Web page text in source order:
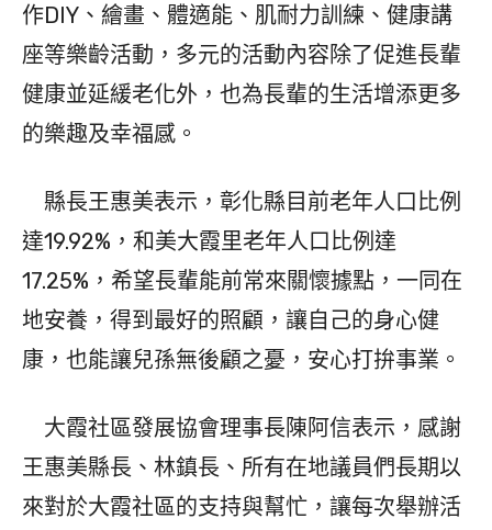
作DIY、繪畫、體適能、肌耐力訓練、健康講
座等樂齡活動，多元的活動內容除了促進長輩
健康並延緩老化外，也為長輩的生活增添更多
的樂趣及幸福感。
縣長王惠美表示，彰化縣目前老年人口比例
達19.92%，和美大霞里老年人口比例達
17.25%，希望長輩能前常來關懷據點，一同在
地安養，得到最好的照顧，讓自己的身心健
康，也能讓兒孫無後顧之憂，安心打拚事業。
大霞社區發展協會理事長陳阿信表示，感謝
王惠美縣長、林鎮長、所有在地議員們長期以
來對於大霞社區的支持與幫忙，讓每次舉辦活